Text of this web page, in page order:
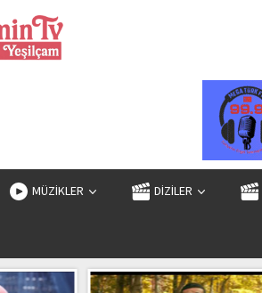
MÜZİKLER DİZİLER